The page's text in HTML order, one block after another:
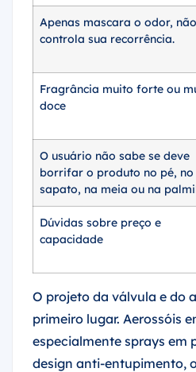
Apenas mascara o odor, não
controla sua recorrência.
Fragrância muito forte ou
doce
O usuário não sabe se deve
borrifar o produto no pé, no
sapato, na meia ou na
Dúvidas sobre preço e
capacidade
O projeto da válvula e do
primeiro lugar. Aerossóis
especialmente sprays em
design anti-entupimento,